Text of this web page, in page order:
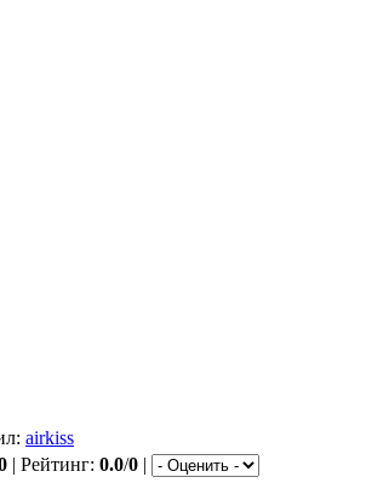
airkiss
| Рейтинг: 0.0/0 |